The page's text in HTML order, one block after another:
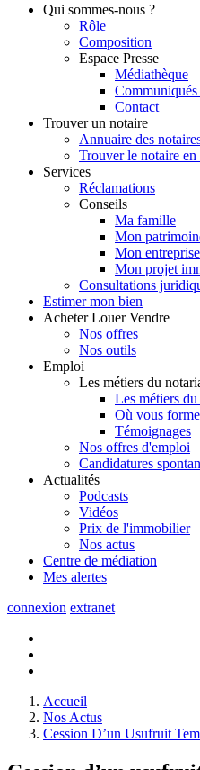
Qui sommes-nous ?
Rôle
Composition
Espace Presse
Médiathèque
Communiqués
Contact
Trouver un notaire
Annuaire des
Trouver le notaire en
Services
Réclamations
Conseils
Ma famille
Mon
Mon entreprise
Mon projet
Consultations
Estimer mon bien
Acheter Louer Vendre
Nos offres
Nos outils
Emploi
Les métiers du
Les métiers
Où vous
Témoignages
Nos offres d'emploi
Candidatures
Actualités
Podcasts
Vidéos
Prix de l'immobilier
Nos actus
Centre de médiation
Mes alertes
connexion extranet
Accueil
Nos Actus
Cession D’un Usufruit